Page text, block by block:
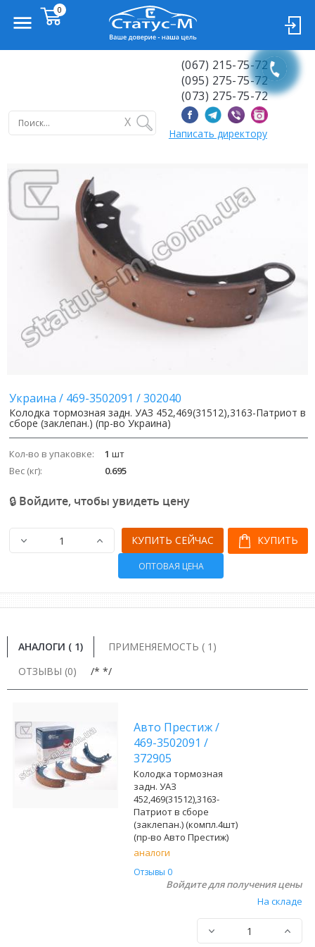
X
(067) 215-75-72
(095) 275-75-72
(073) 275-75-72
Написать директору
Украина / 469-3502091 /302040
Колодка тормозная задн. УАЗ 452,469(31512),3163-Патриот в
сборе (заклепан.) (пр-во Украина)
Кол-во в упаковке: 1 шт
Вес (кг):
0.695
🔒 Войдите, чтобы увидеть цену
КУПИТЬ
КУПИТЬ СЕЙЧАС
ОПТОВАЯ ЦЕНА
АНАЛОГИ ( 1)
ПРИМЕНЯЕМОСТЬ ( 1)
ОТЗЫВЫ (0)
/* */
Авто Престиж/
469-3502091 /
372905
Колодка тормозная
задн. УАЗ
452,469(31512),3163-
Патриот в сборе
(заклепан.) (компл.4шт)
(пр-во Авто Престиж)
аналоги
Отзывы 0
Войдите для получения цены
На складе